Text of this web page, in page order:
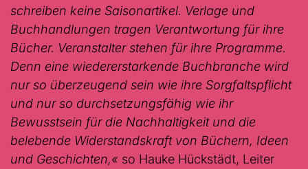
schreiben keine Saisonartikel. Verlage und
Buchhandlungen tragen Verantwortung für ihre
Bücher. Veranstalter stehen für ihre Programme.
Denn eine wiedererstarkende Buchbranche wird
nur so überzeugend sein wie ihre Sorgfaltspflicht
und nur so durchsetzungsfähig wie ihr
Bewusstsein für die Nachhaltigkeit und die
belebende Widerstandskraft von Büchern, Ideen
und Geschichten,« so Hauke Hückstädt, Leiter